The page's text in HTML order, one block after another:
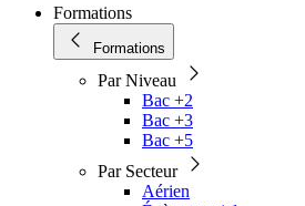
Formations
Formations
Par Niveau
Bac +2
Bac +3
Bac +5
Par Secteur
Aérien